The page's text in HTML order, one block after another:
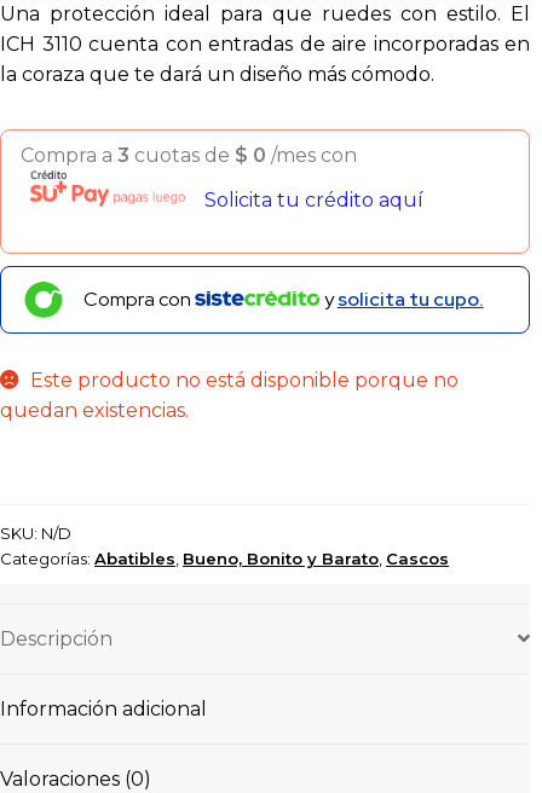
Una protección ideal para que ruedes con estilo. El
ICH 3110 cuenta con entradas de aire incorporadas en
la coraza que te dará un diseño más cómodo.
Compra a 3 cuotas de $ 0 /mes con
Solicita tu crédito aquí
Compra con ysolicita tu cupo.
Este producto no está disponible porque no
quedan existencias.
SKU: N/D
Categorías: Abatibles Bueno, Bonito y Barato Cascos
Descripción
Información adicional
Valoraciones (0)